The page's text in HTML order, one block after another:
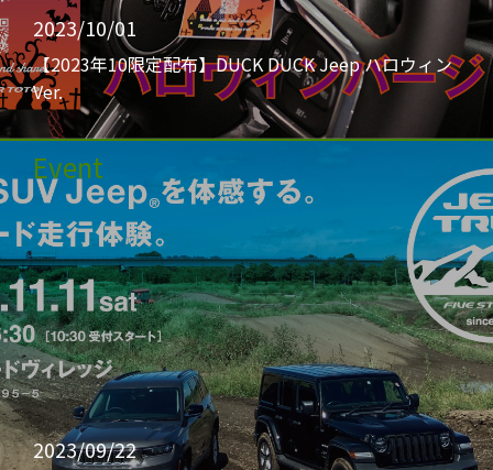
2023/10/01
【2023年10限定配布】DUCK DUCK Jeep ハロウィン
Ver.
Event
2023/09/22